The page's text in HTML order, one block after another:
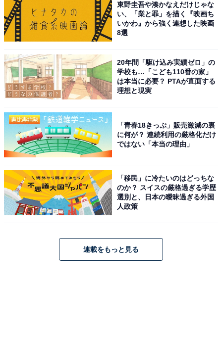
東野圭吾や湊かなえだけじゃな
い、「業と罪」を描く『映画ち
いかわ』から強く連想した映画
8選
20年間「駆け込み実績ゼロ」の
学校も…「こども110番の家」
は本当に必要？ PTAが直面する
理想と現実
「青春18きっぷ」販売激減の裏
に何が？ 連続利用の厳格化だけ
ではない「本当の理由」
「移民」に冷たいのはどっちな
のか？ スイスの厳格過ぎる学歴
選別と、日本の曖昧過ぎる外国
人政策
連載をもっと見る